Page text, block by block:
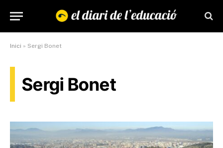
Inici » Sergi Bonet
Sergi Bonet